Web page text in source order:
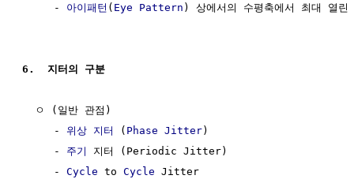
     -
아이패턴 ( Eye Pattern ) 상에서의 수평축에서 최대 열린
6.  지터의 구분
  ㅇ (일반 관점)
     -
위상 지터 ( Phase Jitter)
     -
주기
지터 (Periodic Jitter)
     -
Cycle to Cycle Jitter